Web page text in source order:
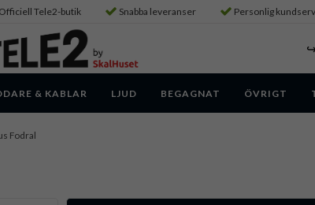
Officiell Tele2-butik Snabba leveranser Personlig
& KABLAR LJUD BEGAGNAT ÖVRIGT
Fodral